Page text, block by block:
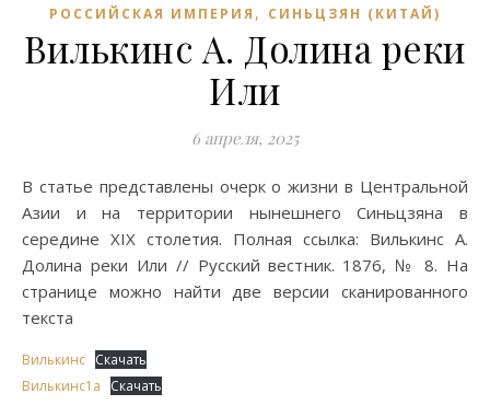
РОССИЙСКАЯ ИМПЕРИЯ , СИНЬЦЗЯН (КИТАЙ)
Вилькинс А. Долина реки
Или
6 апреля, 2025
В статье представлены очерк о жизни в Центральной
Азии и на территории нынешнего Синьцзяна в
середине XIX столетия. Полная ссылка: Вилькинс А.
Долина реки Или // Русский вестник. 1876, № 8. На
странице можно найти две версии сканированного
текста
Вилькинс Скачать
Вилькинс1а
Скачать